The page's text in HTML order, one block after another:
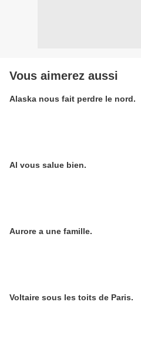
Vous aimerez aussi
Alaska nous fait perdre le nord.
Al vous salue bien.
Aurore a une famille.
Voltaire sous les toits de Paris.